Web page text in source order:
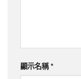
顯示名稱*